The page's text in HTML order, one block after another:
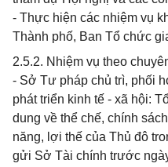
- Thực hiện các nhiệm vụ
Thành phố, Ban Tổ chức
2.5.2. Nhiệm vụ theo
- Sở Tư pháp chủ trì, phối
phát triển kinh tế - xã hội:
dung về thể chế, chính
năng, lợi thế của Thủ đô
gửi Sở Tài chính trước